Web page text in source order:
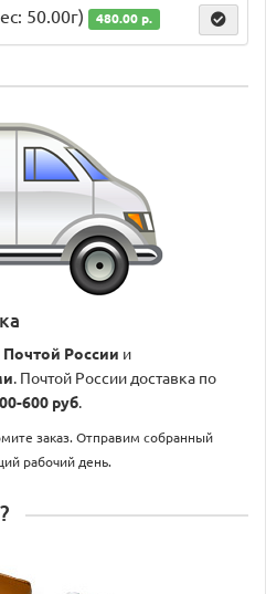
50.00г) 480.00 р.
Почтой России и
. Почтой России доставка по
600 руб.
заказ. Отправим собранный
рабочий день.